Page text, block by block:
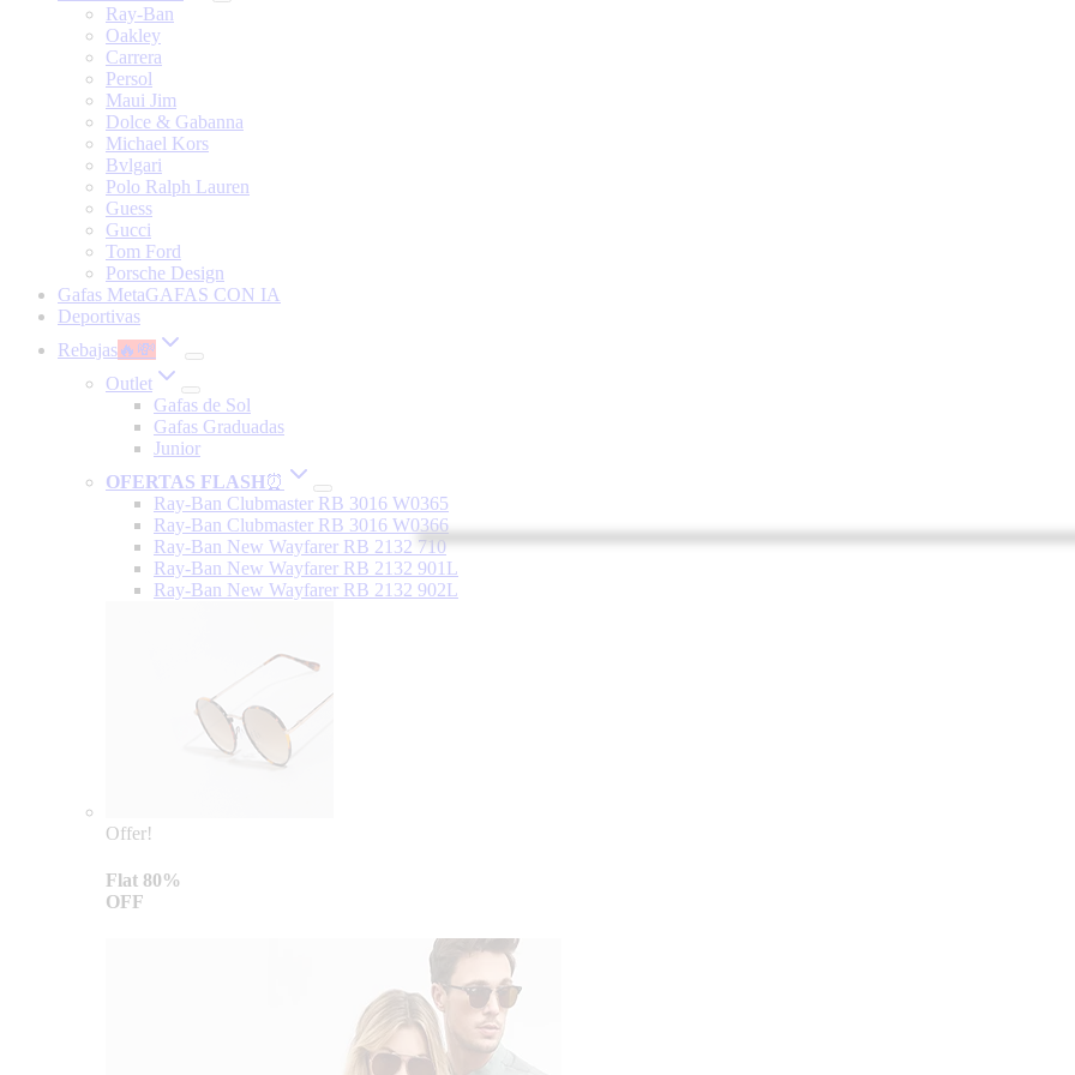
Ray-Ban
Oakley
Carrera
Persol
Maui Jim
Dolce & Gabanna
Michael Kors
Bvlgari
Polo Ralph Lauren
Guess
Gucci
Tom Ford
Porsche Design
Gafas MetaGAFAS CON IA
Deportivas
Rebajas🔥💸
Outlet
Gafas de Sol
Gafas Graduadas
Junior
OFERTAS FLASH⏰
Ray-Ban Clubmaster RB 3016 W0365
Ray-Ban Clubmaster RB 3016 W0366
Ray-Ban New Wayfarer RB 2132 710
Ray-Ban New Wayfarer RB 2132 901L
Ray-Ban New Wayfarer RB 2132 902L
Offer!
Flat 80%
OFF